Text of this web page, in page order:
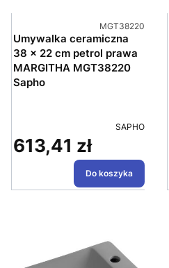
Kod produktu
MGT38220
Umywalka ceramiczna
38 x 22 cm petrol prawa
MARGITHA MGT38220
Sapho
PRODUCENT
SAPHO
Cena
613,41 zł
Do koszyka